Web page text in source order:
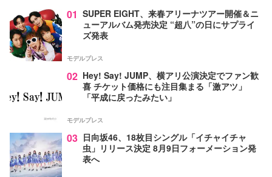
01 SUPER EIGHT、来春アリーナツアー開催＆ニ
ューアルバム発売決定 “超八”の日にサプライ
ズ発表
モデルプレス
02 Hey! Say! JUMP、横アリ公演決定でファン歓
喜 チケット価格にも注目集まる「激アツ」
「平成に戻ったみたい」
モデルプレス
03 日向坂46、18枚目シングル「イチャイチャ
虫」リリース決定 8月9日フォーメーション発
表へ